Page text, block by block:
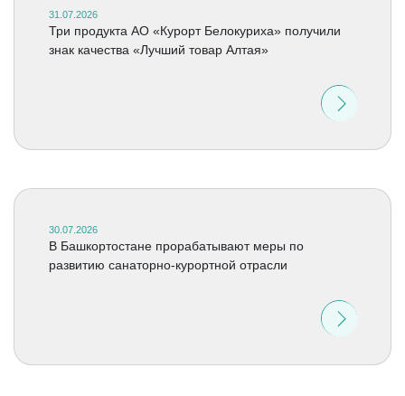
31.07.2026
Три продукта АО «Курорт Белокуриха» получили
знак качества «Лучший товар Алтая»
30.07.2026
В Башкортостане прорабатывают меры по
развитию санаторно-курортной отрасли